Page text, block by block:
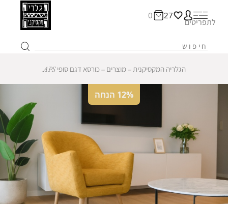
27
0
לתפריטים
הגלריה המקסיקנית ‒מוצרים ‒כורסא דגם סופי APS
12% הנחה